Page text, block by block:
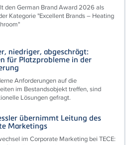
den German Brand Award 2026 als
Kategorie "Excellent Brands – Heating
niedriger, abgeschrägt:
für Platzprobleme in der
Anforderungen auf die
im Bestandsobjekt treffen, sind
Lösungen gefragt.
übernimmt Leitung des
Marketings
im Corporate Marketing bei TECE: